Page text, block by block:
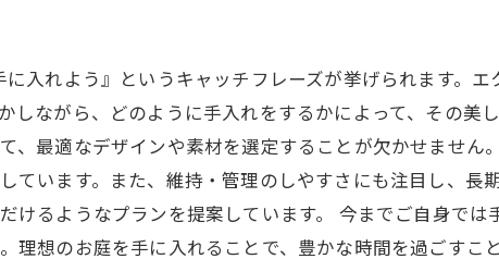
入れよう』というキャッチフレーズが挙げられます。
しながら、どのように手入れをするかによって、その美
、最適なデザインや素材を選定することが欠かせませ
ています。また、維持・管理のしやすさにも注目し、長
けるようなプランを提案しています。 今までご自身で
想のお庭を手に入れることで、豊かな時間を過ごすこ